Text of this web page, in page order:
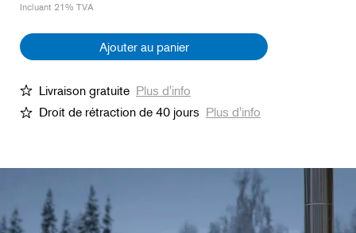
Incluant 21% TVA
Ajouter au panier
Livraison gratuite Plus d'info
Droit de rétraction de 40 jours Plus d'info